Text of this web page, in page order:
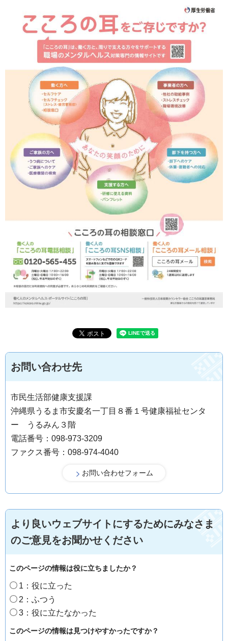
お問い合わせ先
市民生活部健康支援課
沖縄県うるま市安慶名一丁目８番１号健康福祉センタ
ー うるみん３階
電話番号：098-973-3209
ファクス番号：098-974-4040
より良いウェブサイトにするためにみなさま
のご意見をお聞かせください
このページの情報は役に立ちましたか？
1：役に立った
2：ふつう
3：役に立たなかった
このページの情報は見つけやすかったですか？